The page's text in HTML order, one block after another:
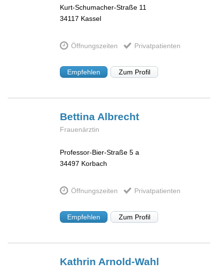
Kurt-Schumacher-Straße 11
34117 Kassel
Öffnungszeiten Privatpatienten
Empfehlen Zum Profil
Bettina Albrecht
Frauenärztin
Professor-Bier-Straße 5 a
34497 Korbach
Öffnungszeiten Privatpatienten
Empfehlen Zum Profil
Kathrin Arnold-Wahl